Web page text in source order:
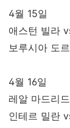
4월 15일
애스턴 빌라
보루시아 도
4월 16일
레알 마드리
인테르 밀란